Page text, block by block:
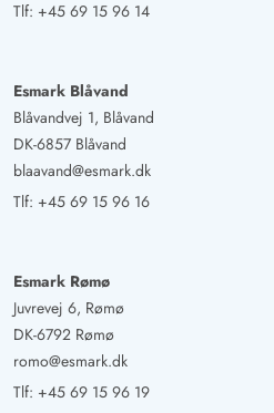
Tlf: +45 69 15 96 14
Esmark Blåvand
Blåvandvej 1, Blåvand
DK-6857 Blåvand
blaavand@esmark.dk
Tlf: +45 69 15 96 16
Esmark Rømø
Juvrevej 6, Rømø
DK-6792 Rømø
romo@esmark.dk
Tlf: +45 69 15 96 19